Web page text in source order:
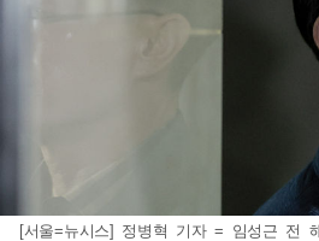
[서울=뉴시스] 정병혁 기자 = 임성근 전